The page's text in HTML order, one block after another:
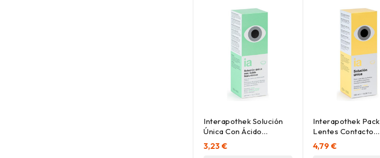
Interapothek Solución
Única Con Ácido
Hialurónico 100Ml
3,23 €
Interapothek Pack
Lentes Contacto
Blandas Solución
500+100Ml
4,79 €